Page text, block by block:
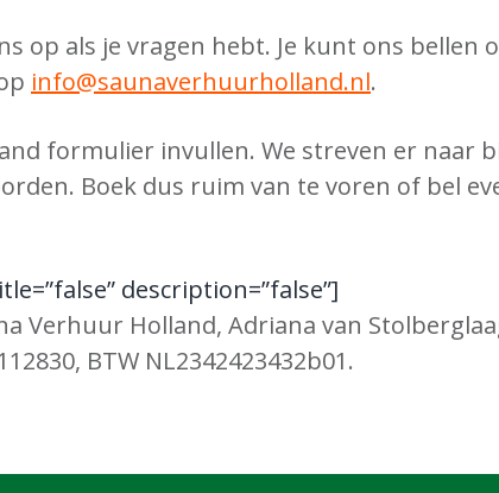
op als je vragen hebt. Je kunt ons bellen
info@saunaverhuurholland.nl.
formulier invullen. We streven er naar
Boek dus ruim van te voren of bel
description=”false”]
Verhuur Holland, Adriana van
BTW NL2342423432b01.